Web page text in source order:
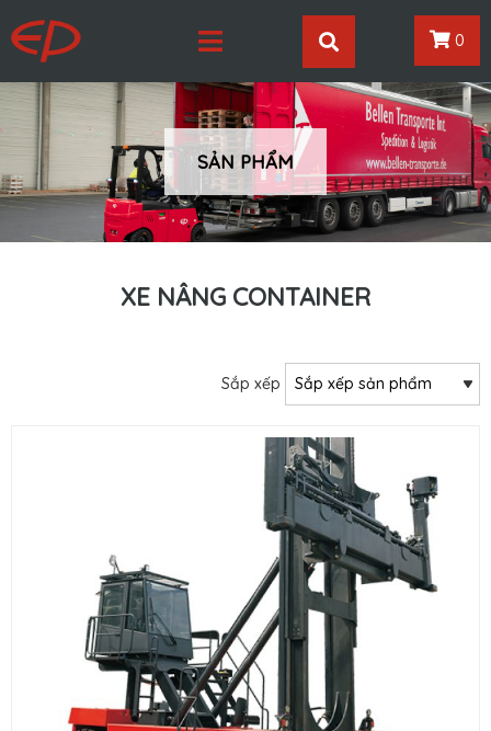
0
SẢN PHẨM
XE NÂNG CONTAINER
Sắp xếp